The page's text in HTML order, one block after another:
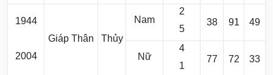
1944
2004
Giáp Thân Thủy
Nam
2
5
38 91 49
Nữ
4
1
77 72 33